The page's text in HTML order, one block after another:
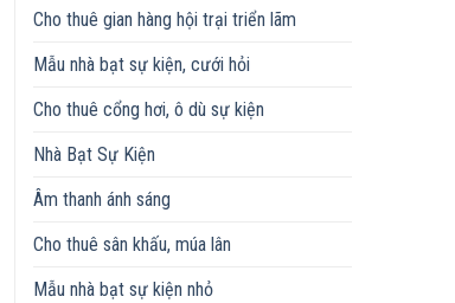
Cho thuê gian hàng hội trại triển lãm
Mẫu nhà bạt sự kiện, cưới hỏi
Cho thuê cổng hơi, ô dù sự kiện
Nhà Bạt Sự Kiện
Âm thanh ánh sáng
Cho thuê sân khấu, múa lân
Mẫu nhà bạt sự kiện nhỏ